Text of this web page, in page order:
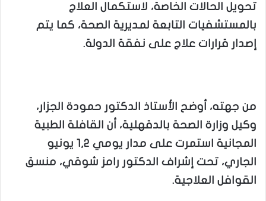
تحويل الحالات الخاصة، لاستكمال العلاج
بالمستشفيات التابعة لمديرية الصحة، كما يتم
إصدار قرارات علاج على نفقة الدولة.
من جهته، أوضح الأستاذ الدكتور حمودة الجزار،
وكيل وزارة الصحة بالدقهلية، أن القافلة الطبية
المجانية استمرت على مدار يومي 1,2 يونيو
الجاري، تحت إشراف الدكتور رامز شوقي، منسق
القوافل العلاجية.